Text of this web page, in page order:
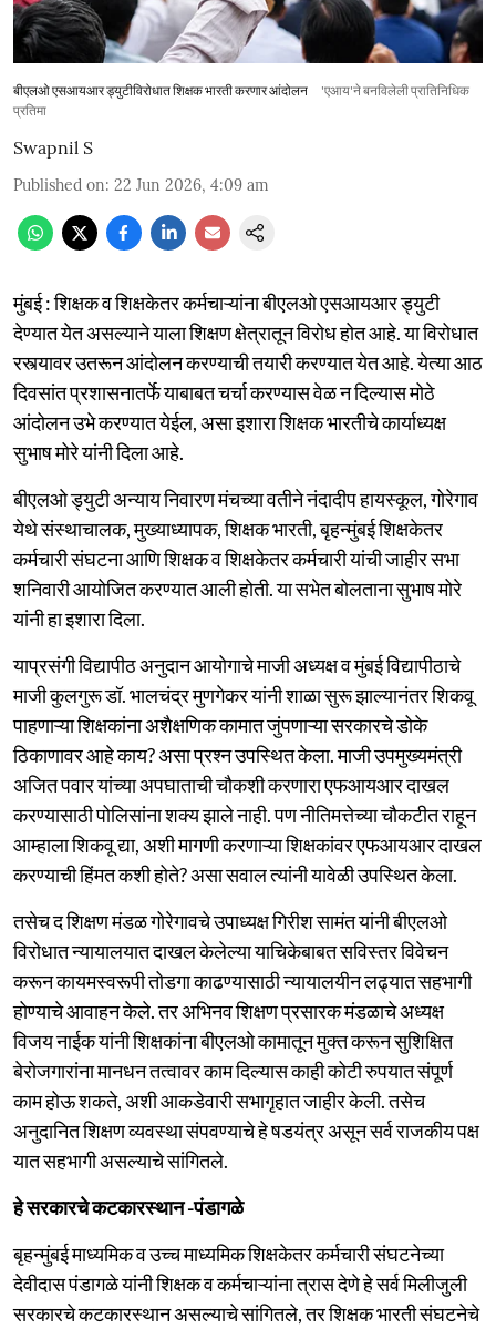
बीएलओ एसआयआर ड्युटीविरोधात शिक्षक भारती करणार आंदोलन
'एआय'ने बनविलेली प्रातिनिधिक
प्रतिमा
Swapnil S
Published on: 22 Jun 2026, 4:09 am
मुंबई : शिक्षक व शिक्षकेतर कर्मचाऱ्यांना बीएलओ एसआयआर ड्युटी
देण्यात येत असल्याने याला शिक्षण क्षेत्रातून विरोध होत आहे. या विरोधात
रस्त्यावर उतरून आंदोलन करण्याची तयारी करण्यात येत आहे. येत्या आठ
दिवसांत प्रशासनातर्फे याबाबत चर्चा करण्यास वेळ न दिल्यास मोठे
आंदोलन उभे करण्यात येईल, असा इशारा शिक्षक भारतीचे कार्याध्यक्ष
सुभाष मोरे यांनी दिला आहे.
बीएलओ ड्युटी अन्याय निवारण मंचच्या वतीने नंदादीप हायस्कूल, गोरेगाव
येथे संस्थाचालक, मुख्याध्यापक, शिक्षक भारती, बृहन्मुंबई शिक्षकेतर
कर्मचारी संघटना आणि शिक्षक व शिक्षकेतर कर्मचारी यांची जाहीर सभा
शनिवारी आयोजित करण्यात आली होती. या सभेत बोलताना सुभाष मोरे
यांनी हा इशारा दिला.
याप्रसंगी विद्यापीठ अनुदान आयोगाचे माजी अध्यक्ष व मुंबई विद्यापीठाचे
माजी कुलगुरू डॉ. भालचंद्र मुणगेकर यांनी शाळा सुरू झाल्यानंतर शिकवू
पाहणाऱ्या शिक्षकांना अशैक्षणिक कामात जुंपणाऱ्या सरकारचे डोके
ठिकाणावर आहे काय? असा प्रश्न उपस्थित केला. माजी उपमुख्यमंत्री
अजित पवार यांच्या अपघाताची चौकशी करणारा एफआयआर दाखल
करण्यासाठी पोलिसांना शक्य झाले नाही. पण नीतिमत्तेच्या चौकटीत राहून
आम्हाला शिकवू द्या, अशी मागणी करणाऱ्या शिक्षकांवर एफआयआर दाखल
करण्याची हिंमत कशी होते? असा सवाल त्यांनी यावेळी उपस्थित केला.
तसेच द शिक्षण मंडळ गोरेगावचे उपाध्यक्ष गिरीश सामंत यांनी बीएलओ
विरोधात न्यायालयात दाखल केलेल्या याचिकेबाबत सविस्तर विवेचन
करून कायमस्वरूपी तोडगा काढण्यासाठी न्यायालयीन लढ्यात सहभागी
होण्याचे आवाहन केले. तर अभिनव शिक्षण प्रसारक मंडळाचे अध्यक्ष
विजय नाईक यांनी शिक्षकांना बीएलओ कामातून मुक्त करून सुशिक्षित
बेरोजगारांना मानधन तत्वावर काम दिल्यास काही कोटी रुपयात संपूर्ण
काम होऊ शकते, अशी आकडेवारी सभागृहात जाहीर केली. तसेच
अनुदानित शिक्षण व्यवस्था संपवण्याचे हे षडयंत्र असून सर्व राजकीय पक्ष
यात सहभागी असल्याचे सांगितले.
हे सरकारचे कटकारस्थान -पंडागळे
बृहन्मुंबई माध्यमिक व उच्च माध्यमिक शिक्षकेतर कर्मचारी संघटनेच्या
देवीदास पंडागळे यांनी शिक्षक व कर्मचाऱ्यांना त्रास देणे हे सर्व मिलीजुली
सरकारचे कटकारस्थान असल्याचे सांगितले, तर शिक्षक भारती संघटनेचे